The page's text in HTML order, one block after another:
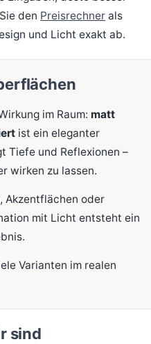
den Preisrechner als
und Licht exakt ab.
im Raum: matt
ist ein eleganter
Tiefe und Reflexionen –
wirken zu lassen.
Akzentflächen oder
mit Licht entsteht ein
Varianten im realen
sind